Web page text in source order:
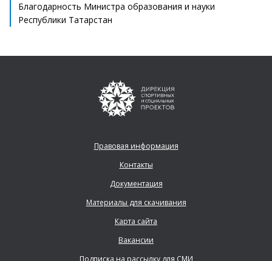
Благодарность Министра образования и науки
Республики Татарстан
Правовая информация
Контакты
Документация
Материалы для скачивания
Карта сайта
Вакансии